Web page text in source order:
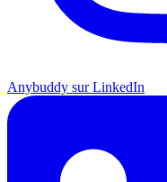
Anybuddy sur LinkedIn